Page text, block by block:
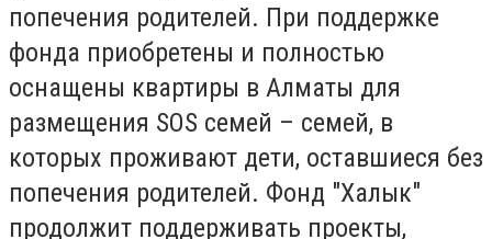
попечения родителей. При поддержке
фонда приобретены и полностью
оснащены квартиры в Алматы для
размещения SOS семей – семей, в
которых проживают дети, оставшиеся без
попечения родителей. Фонд "Халык"
продолжит поддерживать проекты,